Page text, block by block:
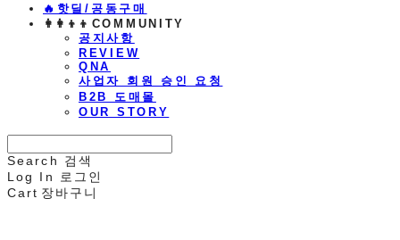
🔥핫딜/공동구매
👩‍👩‍👦‍👦COMMUNITY
공지사항
REVIEW
QNA
사업자 회원 승인 요청
B2B 도매몰
OUR STORY
Search
검색
Log In
로그인
Cart 장바구니